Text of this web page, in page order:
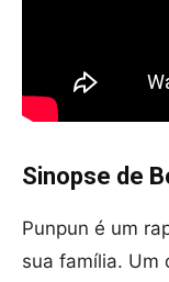
Sinopse de
Punpun é um
sua família. Um